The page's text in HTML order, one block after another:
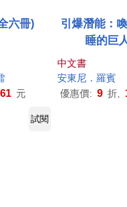
六冊)
元
引爆潛能：
睡的巨
中文書
安東尼．羅賓
優惠價: 9 折,
試閱